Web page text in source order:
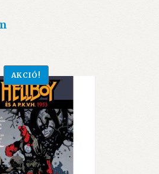
AKCIÓ!